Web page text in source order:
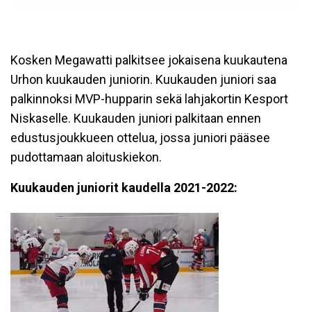
Kosken Megawatti palkitsee jokaisena kuukautena
Urhon kuukauden juniorin. Kuukauden juniori saa
palkinnoksi MVP-hupparin sekä lahjakortin Kesport
Niskaselle. Kuukauden juniori palkitaan ennen
edustusjoukkueen ottelua, jossa juniori pääsee
pudottamaan aloituskiekon.
Kuukauden juniorit kaudella 2021-2022: